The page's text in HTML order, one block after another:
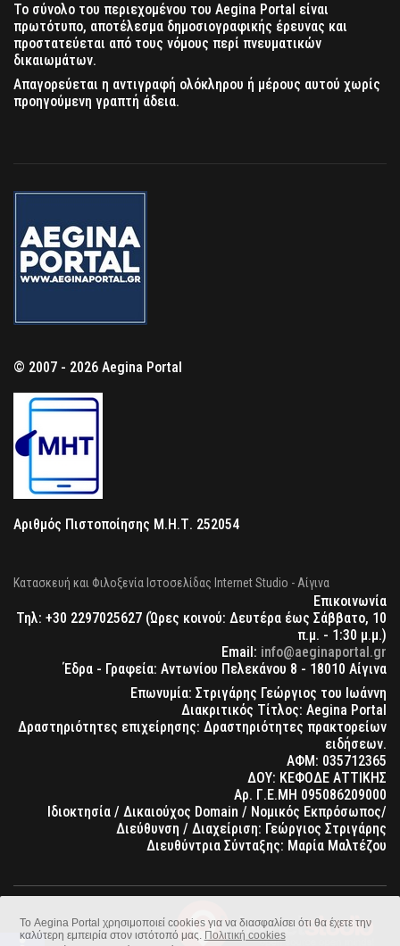
Το Aegina Portal χρησιμοποιεί cookies για να διασφαλίσει ότι θα έχετε την
καλύτερη εμπειρία στον ιστότοπό μας. Πολιτική cookies
Το σύνολο του περιεχομένου του Aegina Portal είναι
πρωτότυπο, αποτέλεσμα δημοσιογραφικής έρευνας και
προστατεύεται από τους νόμους περί πνευματικών
δικαιωμάτων.
Απαγορεύεται η αντιγραφή ολόκληρου ή μέρους αυτού χωρίς
προηγούμενη γραπτή άδεια.
© 2007 - 2026 Aegina Portal
Αριθμός Πιστοποίησης Μ.Η.Τ. 252054
Κατασκευή και Φιλοξενία Ιστοσελίδας Internet Studio - Αίγινα
Επικοινωνία
Τηλ: +30 2297025627 (Ώρες κοινού: Δευτέρα έως Σάββατο, 10
π.μ. - 1:30 μ.μ.)
Email: info@aeginaportal.gr
Έδρα - Γραφεία: Αντωνίου Πελεκάνου 8 - 18010 Αίγινα
Επωνυμία: Στριγάρης Γεώργιος του Ιωάννη
Διακριτικός Τίτλος: Aegina Portal
Δραστηριότητες επιχείρησης: Δραστηριότητες πρακτορείων
ειδήσεων.
ΑΦΜ: 035712365
ΔΟΥ: ΚΕΦΟΔΕ ΑΤΤΙΚΗΣ
Αρ. Γ.Ε.ΜΗ 095086209000
Ιδιοκτησία / Δικαιούχος Domain / Νομικός Εκπρόσωπος/
Διεύθυνση / Διαχείριση: Γεώργιος Στριγάρης
Διευθύντρια Σύνταξης: Μαρία Μαλτέζου